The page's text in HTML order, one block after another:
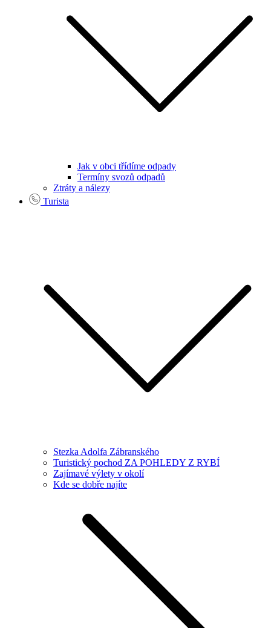
Jak v obci třídíme odpady
Termíny svozů odpadů
Ztráty a nálezy
Turista
Stezka Adolfa Zábranského
Turistický pochod ZA POHLEDY Z RYBÍ
Zajímavé výlety v okolí
Kde se dobře najíte